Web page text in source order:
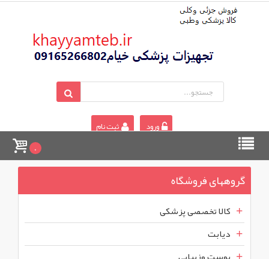
ورود ثبت نام
0
گروههای فروشگاه
کالا تخصصی پزشکی
دیابت